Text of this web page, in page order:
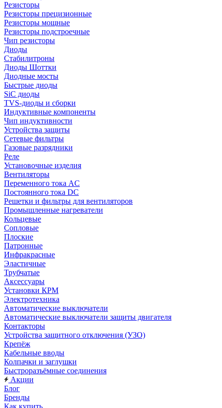
Резисторы
Резисторы прецизионные
Резисторы мощные
Резисторы подстроечные
Чип резисторы
Диоды
Стабилитроны
Диоды Шоттки
Диодные мосты
Быстрые диоды
SiC диоды
TVS-диоды и сборки
Индуктивные компоненты
Чип индуктивности
Устройства защиты
Сетевые фильтры
Газовые разрядники
Реле
Установочные изделия
Вентиляторы
Переменного тока AC
Постоянного тока DC
Решетки и фильтры для вентиляторов
Промышленные нагреватели
Кольцевые
Сопловые
Плоские
Патронные
Инфракрасные
Эластичные
Трубчатые
Аксессуары
Установки КРМ
Электротехника
Автоматические выключатели
Автоматические выключатели защиты двигателя
Контакторы
Устройства защитного отключения (УЗО)
Крепёж
Кабельные вводы
Колпачки и заглушки
Быстроразъёмные соединения
Акции
Блог
Бренды
Как купить